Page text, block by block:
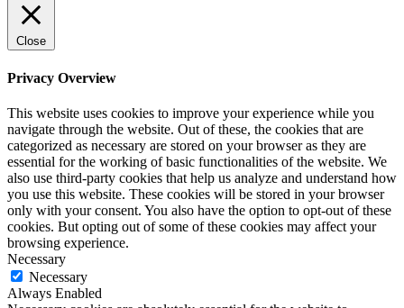
Close
Privacy Overview
This website uses cookies to improve your experience while you
navigate through the website. Out of these, the cookies that are
categorized as necessary are stored on your browser as they are
essential for the working of basic functionalities of the website. We
also use third-party cookies that help us analyze and understand how
you use this website. These cookies will be stored in your browser
only with your consent. You also have the option to opt-out of these
cookies. But opting out of some of these cookies may affect your
browsing experience.
Necessary
Necessary
Always Enabled